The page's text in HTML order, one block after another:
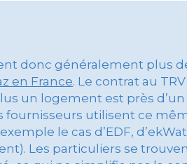
donc généralement plus
en France. Le contrat au
un logement est près
fournisseurs utilisent ce
le cas d’EDF,
Les particuliers se